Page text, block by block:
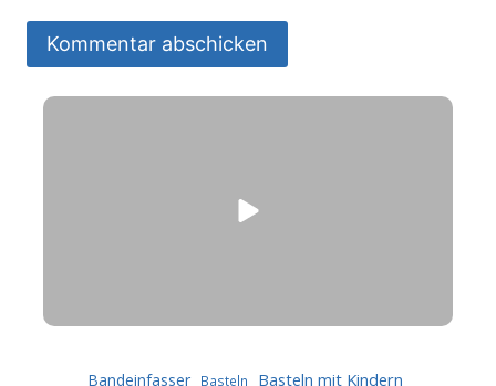
Bandeinfasser Basteln Basteln mit Kindern